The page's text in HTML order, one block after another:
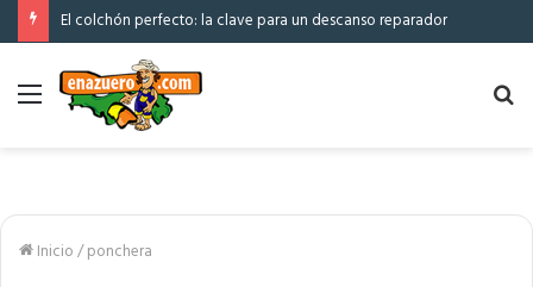
El colchón perfecto: la clave para un descanso reparador
Menú
Inicio/ponchera